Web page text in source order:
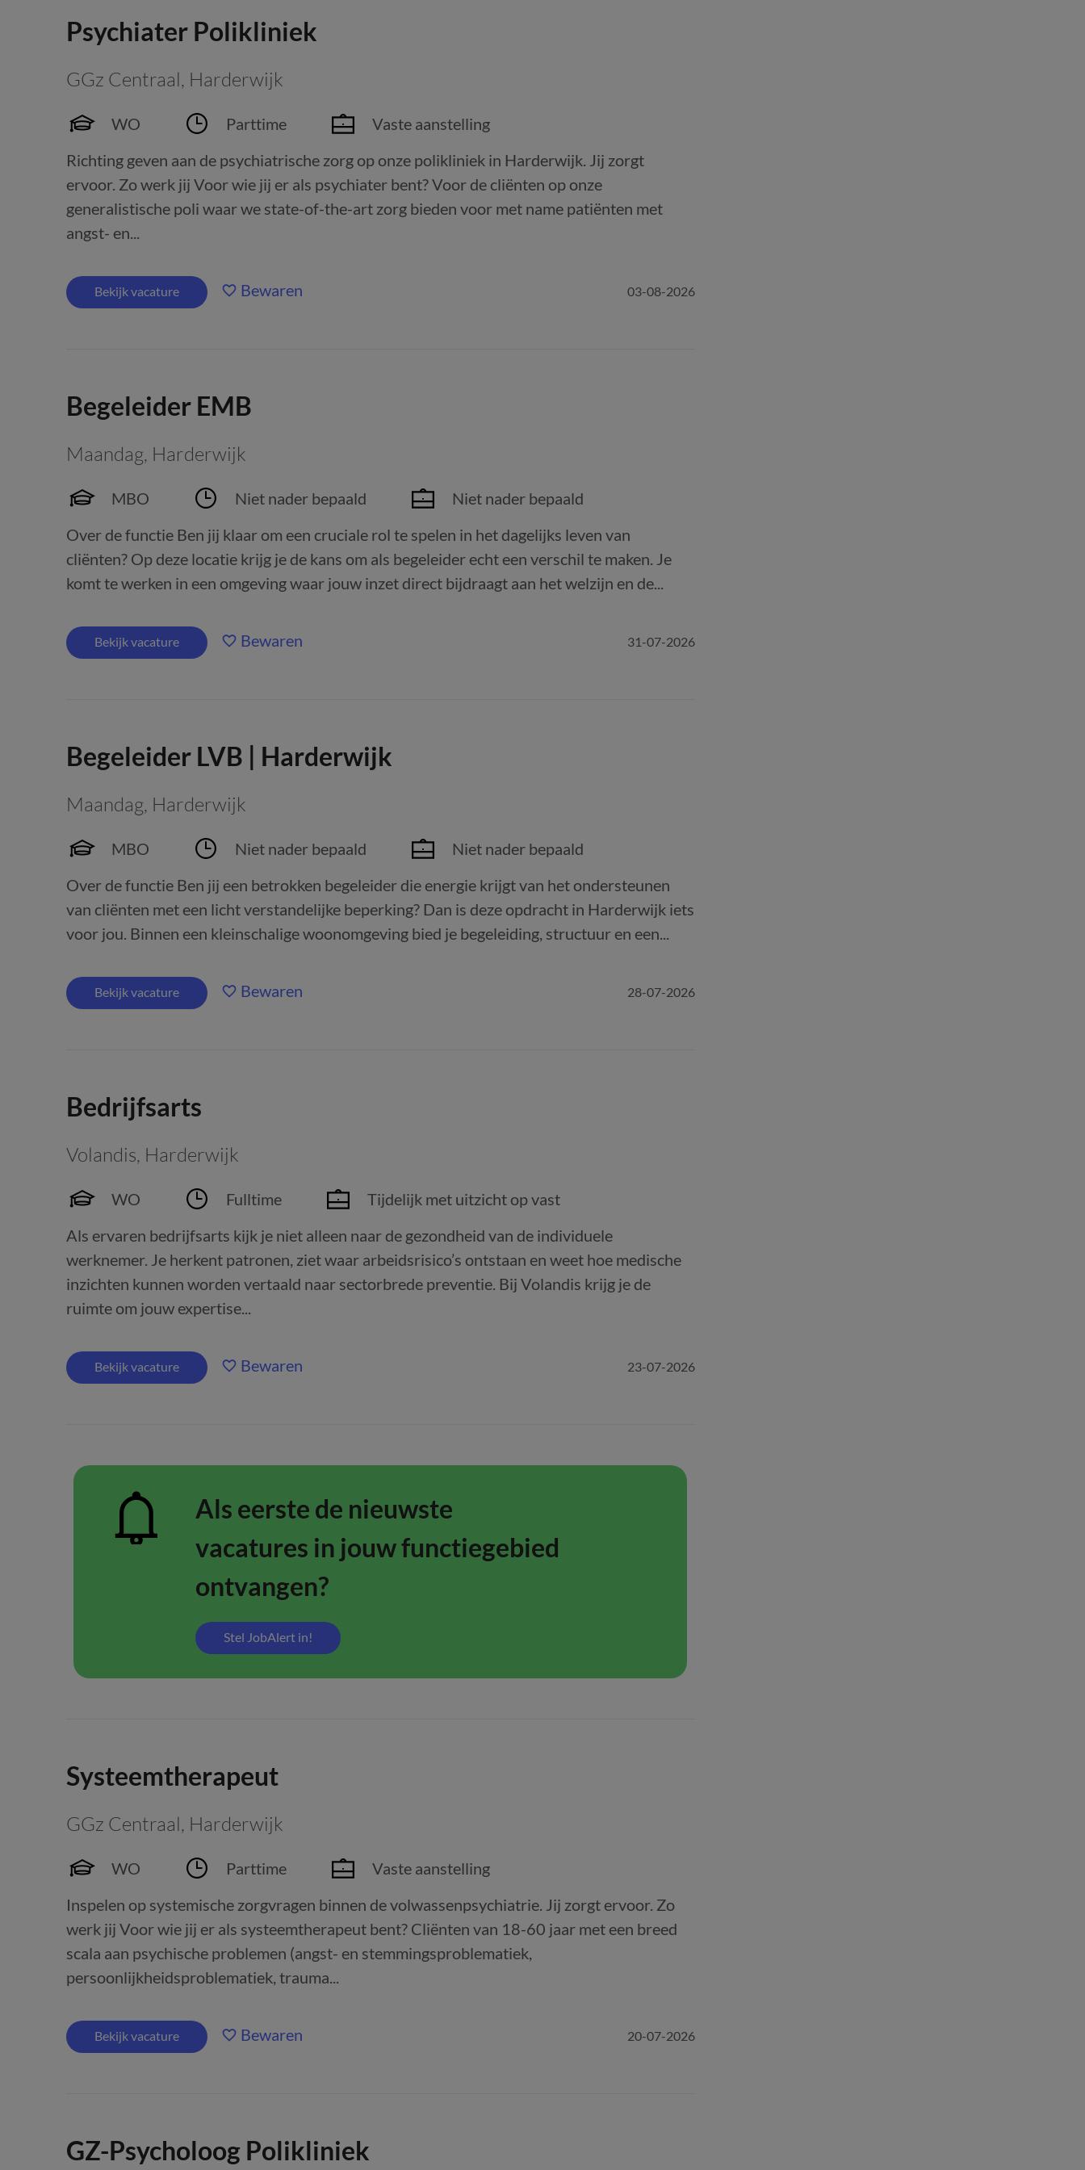
Psychiater Polikliniek
GGz Centraal, Harderwijk
WO Parttime
Vaste aanstelling
Richting geven aan de psychiatrische zorg op onze polikliniek in Harderwijk. Jij zorgt
ervoor. Zo werk jij Voor wie jij er als psychiater bent? Voor de cliënten op onze
generalistische poli waar we state-of-the-art zorg bieden voor met name patiënten met
angst- en...
Bekijk vacature Bewaren 03-08-2026
Begeleider EMB
Maandag, Harderwijk
MBO Niet nader bepaald
Niet nader bepaald
Over de functie Ben jij klaar om een cruciale rol te spelen in het dagelijks leven van
cliënten? Op deze locatie krijg je de kans om als begeleider echt een verschil te maken. Je
komt te werken in een omgeving waar jouw inzet direct bijdraagt aan het welzijn en de...
Bekijk vacature Bewaren 31-07-2026
Begeleider LVB | Harderwijk
Maandag, Harderwijk
MBO Niet nader bepaald
Niet nader bepaald
Over de functie Ben jij een betrokken begeleider die energie krijgt van het ondersteunen
van cliënten met een licht verstandelijke beperking? Dan is deze opdracht in Harderwijk iets
voor jou. Binnen een kleinschalige woonomgeving bied je begeleiding, structuur en een...
Bekijk vacature Bewaren 28-07-2026
Bedrijfsarts
Volandis, Harderwijk
WO Fulltime
Tijdelijk met uitzicht op vast
Als ervaren bedrijfsarts kijk je niet alleen naar de gezondheid van de individuele
werknemer. Je herkent patronen, ziet waar arbeidsrisico’s ontstaan en weet hoe medische
inzichten kunnen worden vertaald naar sectorbrede preventie. Bij Volandis krijg je de
ruimte om jouw expertise...
Bekijk vacature Bewaren 23-07-2026
Als eerste de nieuwste
vacatures in jouw functiegebied
ontvangen?
Stel JobAlert in!
Systeemtherapeut
GGz Centraal, Harderwijk
WO Parttime
Vaste aanstelling
Inspelen op systemische zorgvragen binnen de volwassenpsychiatrie. Jij zorgt ervoor. Zo
werk jij Voor wie jij er als systeemtherapeut bent? Cliënten van 18-60 jaar met een breed
scala aan psychische problemen (angst- en stemmingsproblematiek,
persoonlijkheidsproblematiek, trauma...
Bekijk vacature Bewaren 20-07-2026
GZ-Psycholoog Polikliniek